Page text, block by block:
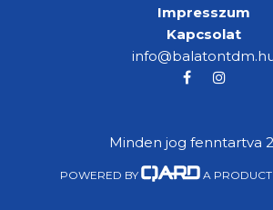
Impresszum
Kapcsolat
Minden jog fenntartva
POWERED BY A